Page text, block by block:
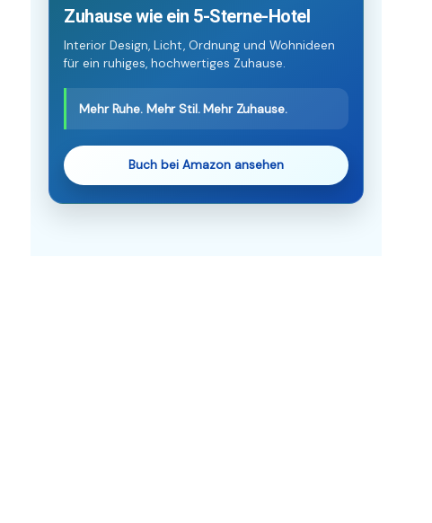
Zuhause wie ein 5-Sterne-Hotel
Interior Design, Licht, Ordnung und Wohnideen
für ein ruhiges, hochwertiges Zuhause.
Mehr Ruhe. Mehr Stil. Mehr Zuhause.
Buch bei Amazon ansehen